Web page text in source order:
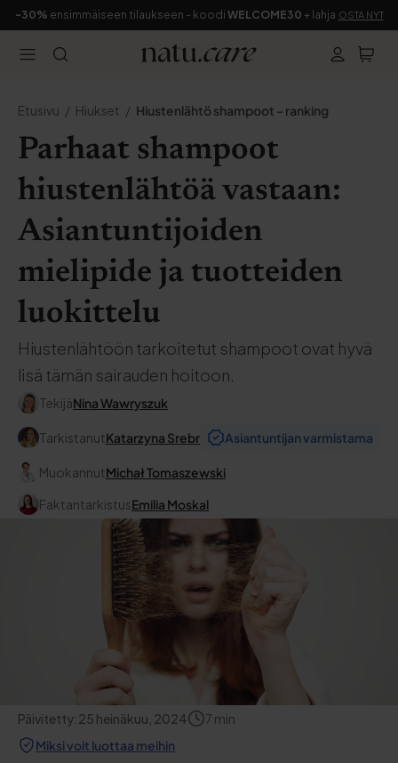
-30% ensimmäiseen tilaukseen - koodi WELCOME30 + lahja OSTA NYT
Etusivu Hiukset Hiustenlähtö shampoot - ranking
Parhaat shampoot
hiustenlähtöä vastaan:
Asiantuntijoiden
mielipide ja tuotteiden
luokittelu
Hiustenlähtöön tarkoitetut shampoot ovat hyvä
lisä tämän sairauden hoitoon.
TekijäNina Wawryszuk
TarkistanutKatarzyna Srebr Asiantuntijan varmistama
MuokannutMichał Tomaszewski
FaktantarkistusEmilia Moskal
Päivitetty:25 heinäkuu, 2024 7 min
Miksi voit luottaa meihin